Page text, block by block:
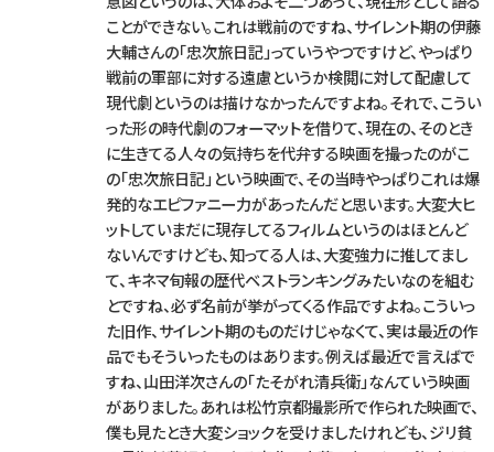
ことができない。これは戦前のですね、サイレント期の伊藤
大輔さんの「忠次旅日記」っていうやつですけど、やっぱり
戦前の軍部に対する遠慮というか検閲に対して配慮して
現代劇というのは描けなかったんですよね。それで、こうい
った形の時代劇のフォーマットを借りて、現在の、そのとき
に生きてる人々の気持ちを代弁する映画を撮ったのがこ
の「忠次旅日記」という映画で、その当時やっぱりこれは爆
発的なエピファニー力があったんだと思います。大変大ヒ
ットしていまだに現存してるフィルムというのはほとんど
ないんですけども、知ってる人は、大変強力に推してまし
て、キネマ旬報の歴代ベストランキングみたいなのを組む
とですね、必ず名前が挙がってくる作品ですよね。こういっ
た旧作、サイレント期のものだけじゃなくて、実は最近の作
品でもそういったものはあります。例えば最近で言えばで
すね、山田洋次さんの「たそがれ清兵衛」なんていう映画
がありました。あれは松竹京都撮影所で作られた映画で、
僕も見たとき大変ショックを受けましたけれども、ジリ貧